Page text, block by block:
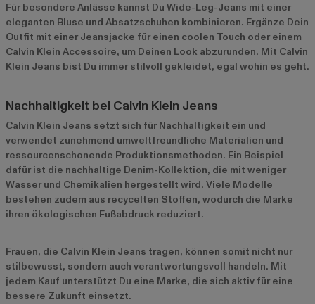
Für besondere Anlässe kannst Du Wide-Leg-Jeans mit einer
eleganten Bluse und Absatzschuhen kombinieren. Ergänze Dein
Outfit mit einer Jeansjacke für einen coolen Touch oder einem
Calvin Klein Accessoire, um Deinen Look abzurunden. Mit Calvin
Klein Jeans bist Du immer stilvoll gekleidet, egal wohin es geht.
Nachhaltigkeit bei Calvin Klein Jeans
Calvin Klein Jeans setzt sich für Nachhaltigkeit ein und
verwendet zunehmend umweltfreundliche Materialien und
ressourcenschonende Produktionsmethoden. Ein Beispiel
dafür ist die nachhaltige Denim-Kollektion, die mit weniger
Wasser und Chemikalien hergestellt wird. Viele Modelle
bestehen zudem aus recycelten Stoffen, wodurch die Marke
ihren ökologischen Fußabdruck reduziert.
Frauen, die Calvin Klein Jeans tragen, können somit nicht nur
stilbewusst, sondern auch verantwortungsvoll handeln. Mit
jedem Kauf unterstützt Du eine Marke, die sich aktiv für eine
bessere Zukunft einsetzt.